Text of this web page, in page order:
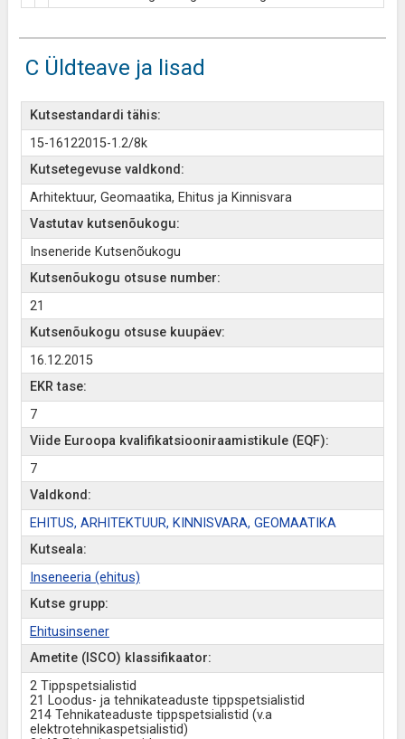
C Üldteave ja lisad
Kutsestandardi tähis:
15-16122015-1.2/8k
Kutsetegevuse valdkond:
Arhitektuur, Geomaatika, Ehitus ja Kinnisvara
Vastutav kutsenõukogu:
Inseneride Kutsenõukogu
Kutsenõukogu otsuse number:
21
Kutsenõukogu otsuse kuupäev:
16.12.2015
EKR tase:
7
Viide Euroopa kvalifikatsiooniraamistikule (EQF):
7
Valdkond:
EHITUS, ARHITEKTUUR, KINNISVARA, GEOMAATIKA
Kutseala:
Inseneeria (ehitus)
Kutse grupp:
Ehitusinsener
Ametite (ISCO) klassifikaator:
2 Tippspetsialistid
21 Loodus- ja tehnikateaduste tippspetsialistid
214 Tehnikateaduste tippspetsialistid (v.a
elektrotehnikaspetsialistid)